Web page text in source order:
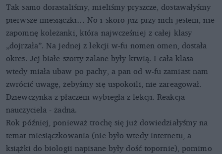
Tak samo dorastaliśmy, mieliśmy pryszcze, dostawałyśmy
pierwsze miesiączki… No i skoro już przy nich jestem, nie
zapomnę koleżanki, która najwcześniej z całej klasy
„dojrzała”. Na jednej z lekcji w-fu nomen omen, dostała
okres. Jej białe szorty zalane były krwią. I cała klasa
wtedy miała ubaw po pachy, a pan od w-fu zamiast nam
zwrócić uwagę, żebyśmy się uspokoili, nie zareagował.
Dziewczynka z płaczem wybiegła z lekcji. Reakcja
nauczyciela - żadna.
Rok później, ponieważ trochę się już dowiedziałyśmy na
temat miesiączkowania (nie było wtedy internetu, a
książki do biologii napisane były dość topornie), pomimo